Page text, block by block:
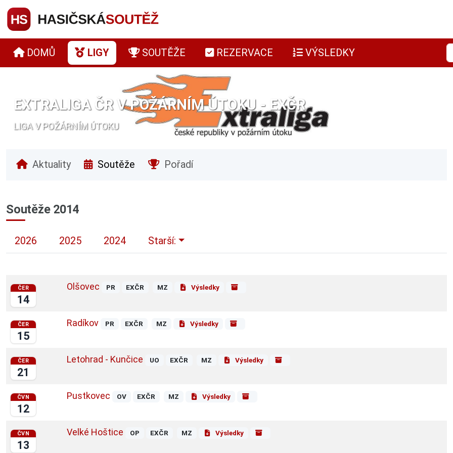
DOMŮ LIGY SOUTĚŽE REZERVACE VÝSLEDKY
EXTRALIGA ČR V POŽÁRNÍM ÚTOKU - EXČR
LIGA V POŽÁRNÍM ÚTOKU
Aktuality Soutěže Pořadí
Soutěže 2014
2026 2025 2024 Starší:
ČER
14
Olšovec PR EXČR MZ Výsledky
ČER
15
Radíkov PR EXČR MZ Výsledky
ČER
21
Letohrad - Kunčice UO EXČR MZ Výsledky
ČVN
12
Pustkovec OV EXČR MZ Výsledky
ČVN
13
Velké Hoštice OP EXČR MZ Výsledky